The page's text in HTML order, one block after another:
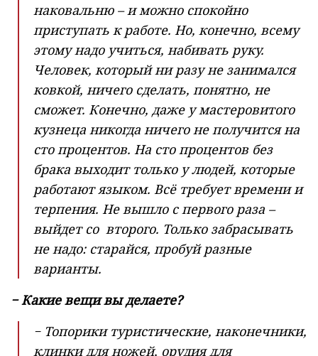
наковальню – и можно спокойно
приступать к работе. Но, конечно, всему
этому надо учиться, набивать руку.
Человек, который ни разу не занимался
ковкой, ничего сделать, понятно, не
сможет. Конечно, даже у мастеровитого
кузнеца никогда ничего не получится на
сто процентов. На сто процентов без
брака выходит только у людей, которые
работают языком. Всё требует времени и
терпения. Не вышло с первого раза –
выйдет со второго. Только забрасывать
не надо: старайся, пробуй разные
варианты.
− Какие вещи вы делаете?
− Топорики туристические, наконечники,
клинки для ножей, орудия для